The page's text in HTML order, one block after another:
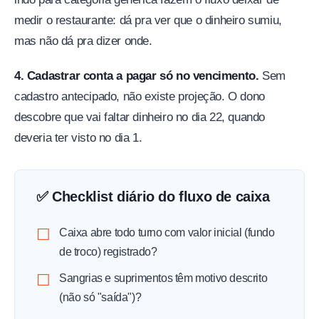
medir o restaurante: dá pra ver que o dinheiro sumiu,
mas não dá pra dizer onde.
4. Cadastrar conta a pagar só no vencimento. Sem
cadastro antecipado, não existe projeção. O dono
descobre que vai faltar dinheiro no dia 22, quando
deveria ter visto no dia 1.
✅ Checklist diário do fluxo de caixa
Caixa abre todo turno com valor inicial (fundo
de troco) registrado?
Sangrias e suprimentos têm motivo descrito
(não só "saída")?